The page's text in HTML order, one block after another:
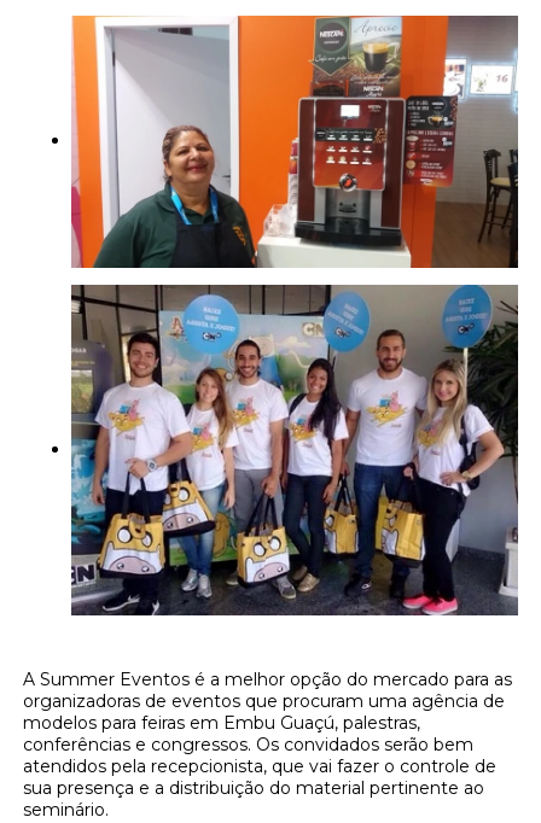
A Summer Eventos é a melhor opção do mercado para as
organizadoras de eventos que procuram uma agência de
modelos para feiras em Embu Guaçú, palestras,
conferências e congressos. Os convidados serão bem
atendidos pela recepcionista, que vai fazer o controle de
sua presença e a distribuição do material pertinente ao
seminário.